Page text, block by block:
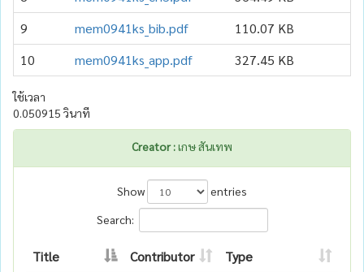
9
mem0941ks_bib.pdf 110.07 KB
10
mem0941ks_app.pdf 327.45 KB
ใช้เวลา
0.050915 วินาที
Creator :เกษ สันเทพ
Show
entries
Search:
Title Contributor
Type